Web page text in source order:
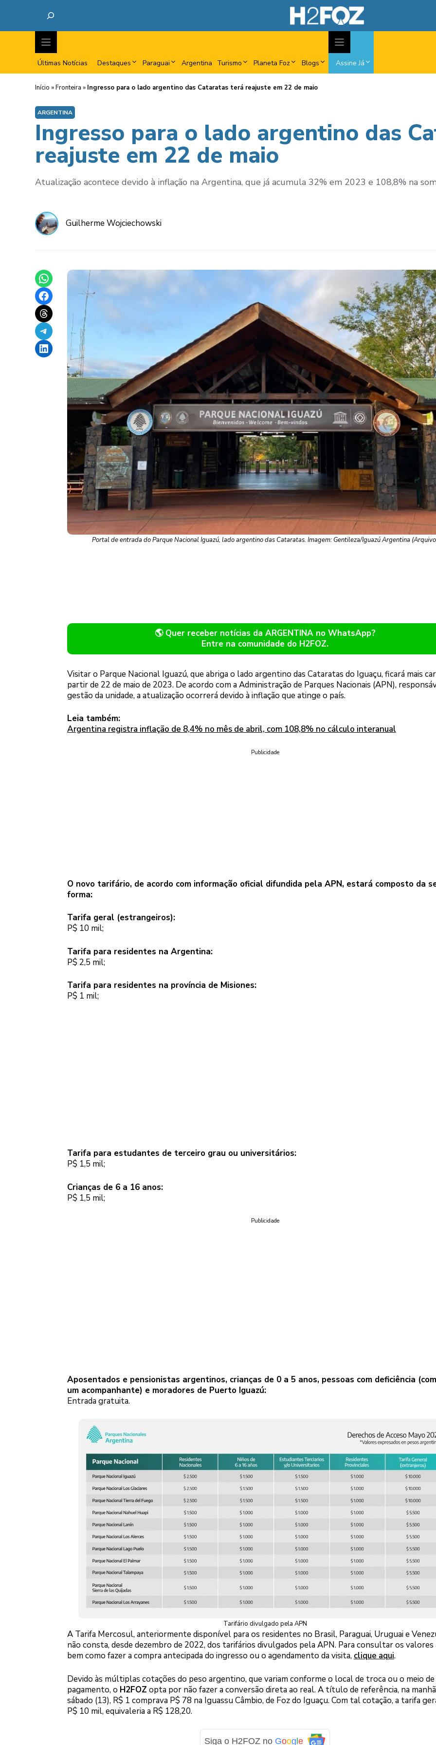
Últimas Notícias Destaques Paraguai Argentina Turismo Planeta Foz Blogs Assine Já
Início »Fronteira » Ingresso para o lado argentino das Cataratas terá reajuste em 22 de maio
ARGENTINA
Ingresso para o lado argentino das
reajuste em 22 de maio
Atualização acontece devido à inflação na Argentina, que já acumula 32% em 2023 e 108,8% na
Guilherme Wojciechowski
Share on WhatsApp
Share on Facebook
Share on Threads
Share on Telegram
Share on LinkedIn
Portal de entrada do Parque Nacional Iguazú, lado argentino das Cataratas. Imagem: Gentileza/Iguazú Argentina
🌎 Quer receber notícias da ARGENTINA no WhatsApp?
Entre na comunidade do H2FOZ.
Visitar o Parque Nacional Iguazú, que abriga o lado argentino das Cataratas do Iguaçu, ficará mais
partir de 22 de maio de 2023. De acordo com a Administração de Parques Nacionais (APN),
gestão da unidade, a atualização ocorrerá devido à inflação que atinge o país.
Leia também:
Argentina registra inflação de 8,4% no mês de abril, com 108,8% no cálculo interanual
Publicidade
O novo tarifário, de acordo com informação oficial difundida pela APN, estará composto da
forma:
Tarifa geral (estrangeiros):
P$ 10 mil;
Tarifa para residentes na Argentina:
P$ 2,5 mil;
Tarifa para residentes na província de Misiones:
P$ 1 mil;
Tarifa para estudantes de terceiro grau ou universitários:
P$ 1,5 mil;
Crianças de 6 a 16 anos:
P$ 1,5 mil;
Publicidade
Aposentados e pensionistas argentinos, crianças de 0 a 5 anos, pessoas com deficiência
um acompanhante) e moradores de Puerto Iguazú:
Entrada gratuita.
Tarifário divulgado pela APN
A Tarifa Mercosul, anteriormente disponível para os residentes no Brasil, Paraguai, Uruguai e
não consta, desde dezembro de 2022, dos tarifários divulgados pela APN. Para consultar os valores
bem como fazer a compra antecipada do ingresso ou o agendamento da visita, clique aqui.
Devido às múltiplas cotações do peso argentino, que variam conforme o local de troca ou o meio de
pagamento, o H2FOZ opta por não fazer a conversão direta ao real. A título de referência, na
sábado (13), R$ 1 comprava P$ 78 na Iguassu Câmbio, de Foz do Iguaçu. Com tal cotação, a tarifa
P$ 10 mil, equivaleria a R$ 128,20.
Siga o H2FOZ no Goog le